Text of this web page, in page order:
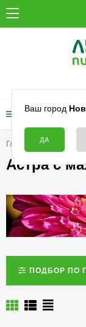
Ваш город
КАТАЛОГ
Главная
Астра с
ПОДБОР ПО